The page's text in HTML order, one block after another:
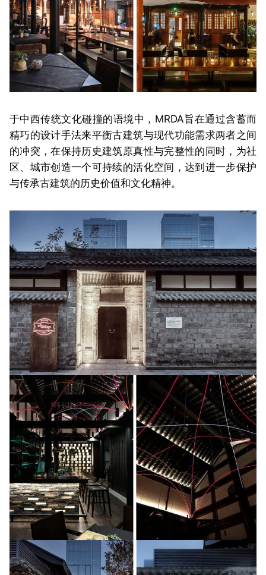
于中西传统文化碰撞的语境中，MRDA旨在通过含蓄而
精巧的设计手法来平衡古建筑与现代功能需求两者之间
的冲突，在保持历史建筑原真性与完整性的同时，为社
区、城市创造一个可持续的活化空间，达到进一步保护
与传承古建筑的历史价值和文化精神。